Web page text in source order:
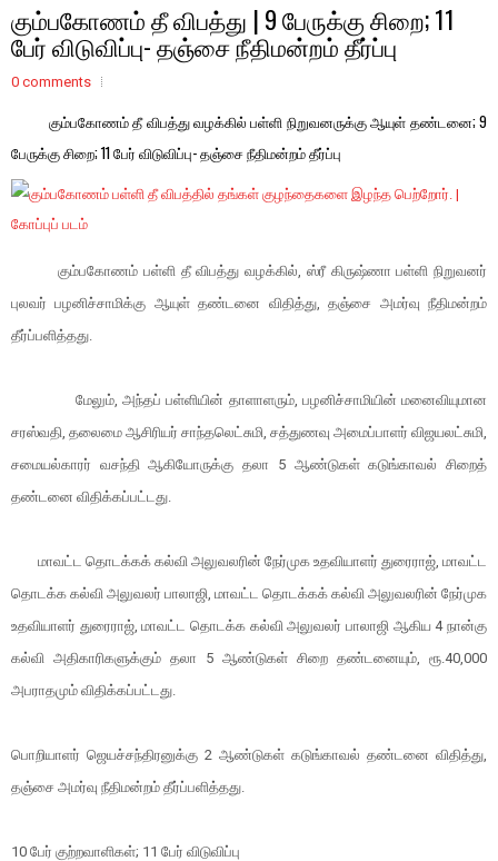
கும்பகோணம் தீ விபத்து | 9 பேருக்கு சிறை; 11
பேர் விடுவிப்பு- தஞ்சை நீதிமன்றம் தீர்ப்பு
0 comments
கும்பகோணம் தீ விபத்து வழக்கில் பள்ளி நிறுவனருக்கு ஆயுள் தண்டனை; 9
பேருக்கு சிறை; 11 பேர் விடுவிப்பு- தஞ்சை நீதிமன்றம் தீர்ப்பு
கும்பகோணம் பள்ளி தீ விபத்து வழக்கில், ஸ்ரீ கிருஷ்ணா பள்ளி நிறுவனர்
புலவர் பழனிச்சாமிக்கு ஆயுள் தண்டனை விதித்து, தஞ்சை அமர்வு நீதிமன்றம்
தீர்ப்பளித்தது.
மேலும், அந்தப் பள்ளியின் தாளாளரும், பழனிச்சாமியின் மனைவியுமான
சரஸ்வதி, தலைமை ஆசிரியர் சாந்தலெட்சுமி, சத்துணவு அமைப்பாளர் விஜயலட்சுமி,
சமையல்காரர் வசந்தி ஆகியோருக்கு தலா 5 ஆண்டுகள் கடுங்காவல் சிறைத்
தண்டனை விதிக்கப்பட்டது.
மாவட்ட தொடக்கக் கல்வி அலுவலரின் நேர்முக உதவியாளர் துரைராஜ், மாவட்ட
தொடக்க கல்வி அலுவலர் பாலாஜி, மாவட்ட தொடக்கக் கல்வி அலுவலரின் நேர்முக
உதவியாளர் துரைராஜ், மாவட்ட தொடக்க கல்வி அலுவலர் பாலாஜி ஆகிய 4 நான்கு
கல்வி அதிகாரிகளுக்கும் தலா 5 ஆண்டுகள் சிறை தண்டனையும், ரூ.40,000
அபராதமும் விதிக்கப்பட்டது.
பொறியாளர் ஜெயச்சந்திரனுக்கு 2 ஆண்டுகள் கடுங்காவல் தண்டனை விதித்து,
தஞ்சை அமர்வு நீதிமன்றம் தீர்ப்பளித்தது.
10 பேர் குற்றவாளிகள்; 11 பேர் விடுவிப்பு